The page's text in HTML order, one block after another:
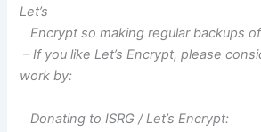
Let’s
Encrypt so making regular backups
– If you like Let’s Encrypt, please
work by:
Donating to ISRG / Let’s Encrypt: